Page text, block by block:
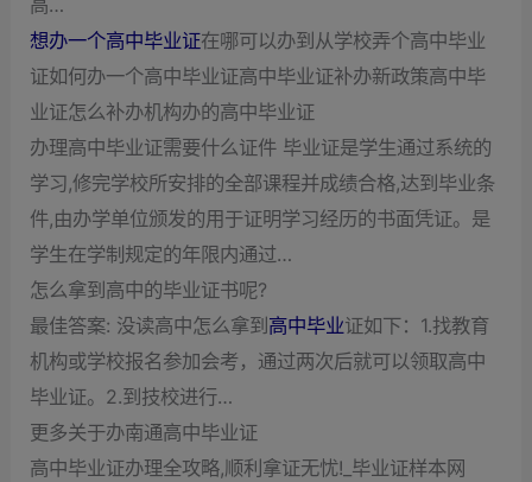
高…
想办一个高中毕业证在哪可以办到从学校弄个高中毕业
证如何办一个高中毕业证高中毕业证补办新政策高中毕
业证怎么补办机构办的高中毕业证
办理高中毕业证需要什么证件 毕业证是学生通过系统的
学习,修完学校所安排的全部课程并成绩合格,达到毕业条
件,由办学单位颁发的用于证明学习经历的书面凭证。是
学生在学制规定的年限内通过…
怎么拿到高中的毕业证书呢?
最佳答案: 没读高中怎么拿到 高中毕业证如下：1.找教育
机构或学校报名参加会考，通过两次后就可以领取高中
毕业证。2.到技校进行…
更多关于办南通高中毕业证
高中毕业证办理全攻略,顺利拿证无忧!_毕业证样本网